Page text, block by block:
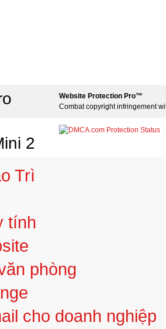
Website Protection Pro™
Combat copyright infringement
Trì
tính
phòng
cho doanh nghiệp